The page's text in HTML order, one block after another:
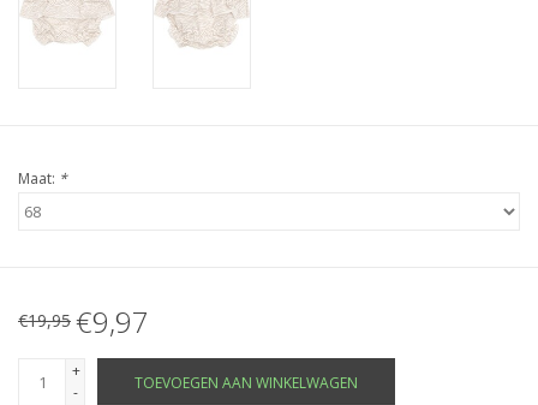
Maat: *
€19,95 €9,97
+
-
TOEVOEGEN AAN WINKELWAGEN